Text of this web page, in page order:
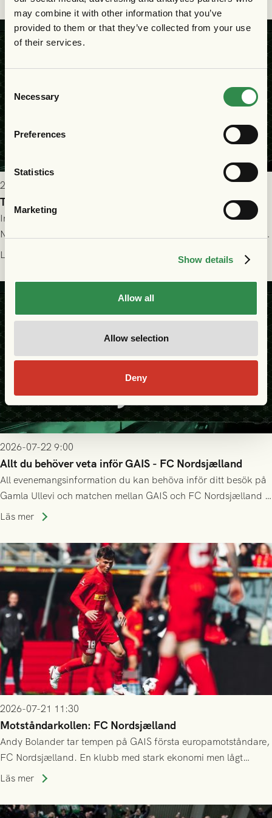
may combine it with other information that you’ve
provided to them or that they’ve collected from your use
of their services.
Selection
Necessary
Preferences
Statistics
Marketing
Show details
Allow all
Allow selection
Deny
bollen, men GAIS försvarade sig disciplinerat och säkrade en
seger! Matchfoto: Mikael Josefsson & Lasse Ekström
2026-07-22 19:00
Truppen till GAIS - FC Nordsjælland 23/7
Imorgon torsdag spelar GAIS herrar hemma mot FC
Nordsjælland på Gamla Ullevi med avspark kl 19.00! Fredrik
Holmberg och ledarstaben har tagit ut följande trupp till
Läs mer
2026-07-22 9:00
Allt du behöver veta inför GAIS - FC Nordsjælland
All evenemangsinformation du kan behöva inför ditt besök på
Gamla Ullevi och matchen mellan GAIS och FC Nordsjælland i
kvalet till Conference League! Avspark kl 19.00 på torsdag
Läs mer
2026-07-21 11:30
Motståndarkollen: FC Nordsjælland
Andy Bolander tar tempen på GAIS första europamotståndare,
FC Nordsjælland. En klubb med stark ekonomi men lågt
publiksnitt, ett lag med både kollektiv styrka och individuell
Läs mer